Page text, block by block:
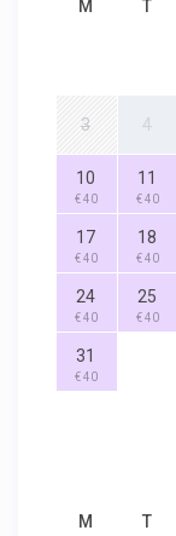
M T
3 4
10
€ 40
11
€ 40
17
€ 40
18
€ 40
24
€ 40
25
€ 40
31
€ 40
M T